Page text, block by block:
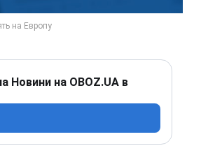
Новини на OBOZ.UA в